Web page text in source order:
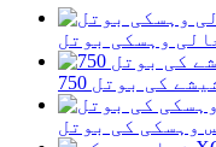
وہسکی بوتل
شیشے کی بوتل
وہسکی کی بوتل